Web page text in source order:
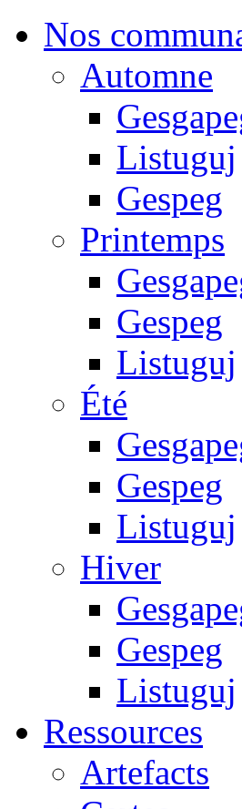
Nos
Automne
Listuguj
Gespeg
Printemps
Gespeg
Listuguj
Été
Gespeg
Listuguj
Hiver
Gespeg
Listuguj
Ressources
Artefacts